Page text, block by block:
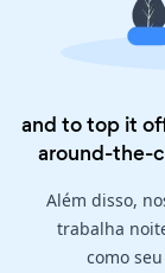
and to top it
around-the-
Além disso,
trabalha
como